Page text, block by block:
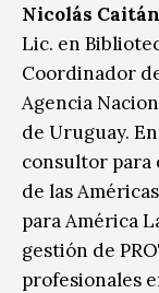
Nicolás
Lic. en
Coordinador
Agencia
de Uruguay.
consultor para
de las
para América
gestión de
profesionales